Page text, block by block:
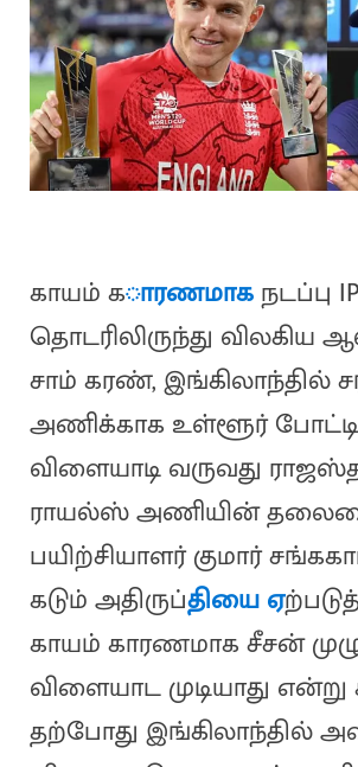
காயம் காரணமாகநடப்பு
தொடரிலிருந்து விலகிய
சாம் கரண், இங்கிலாந்தில்
அணிக்காக உள்ளூர்
விளையாடி வருவது
ராயல்ஸ் அணியின்
பயிற்சியாளர் குமார்
கடும் அதிருப்தியை ஏ
காயம் காரணமாக சீசன்
விளையாட முடியாது என்று
தற்போது இங்கிலாந்தில்